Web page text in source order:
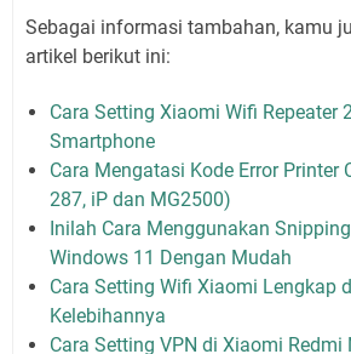
Sebagai informasi tambahan, kamu
artikel berikut ini:
Cara Setting Xiaomi Wifi Repeater
Smartphone
Cara Mengatasi Kode Error Printer
287, iP dan MG2500)
Inilah Cara Menggunakan
Windows 11 Dengan Mudah
Cara Setting Wifi Xiaomi Lengkap
Kelebihannya
Cara Setting VPN di Xiaomi Redmi